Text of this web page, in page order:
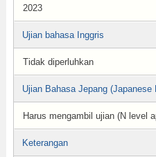
2023
Ujian bahasa Inggris
Tidak diperluhkan
Ujian Bahasa Jepang
Harus mengambil ujian (N level
Keterangan